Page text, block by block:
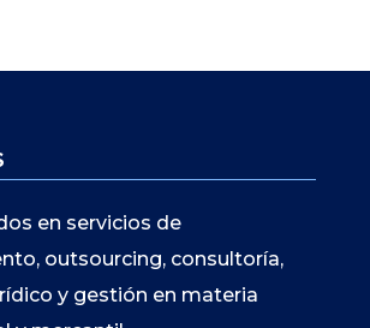
en servicios de
outsourcing, consultoría,
y gestión en materia